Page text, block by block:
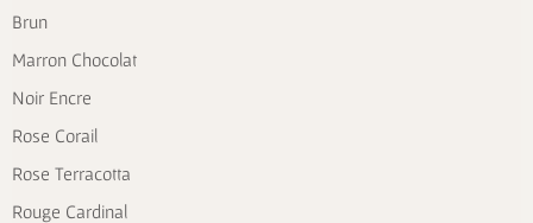
Brun
Marron Chocolat
Noir Encre
Rose Corail
Rose Terracotta
Rouge Cardinal